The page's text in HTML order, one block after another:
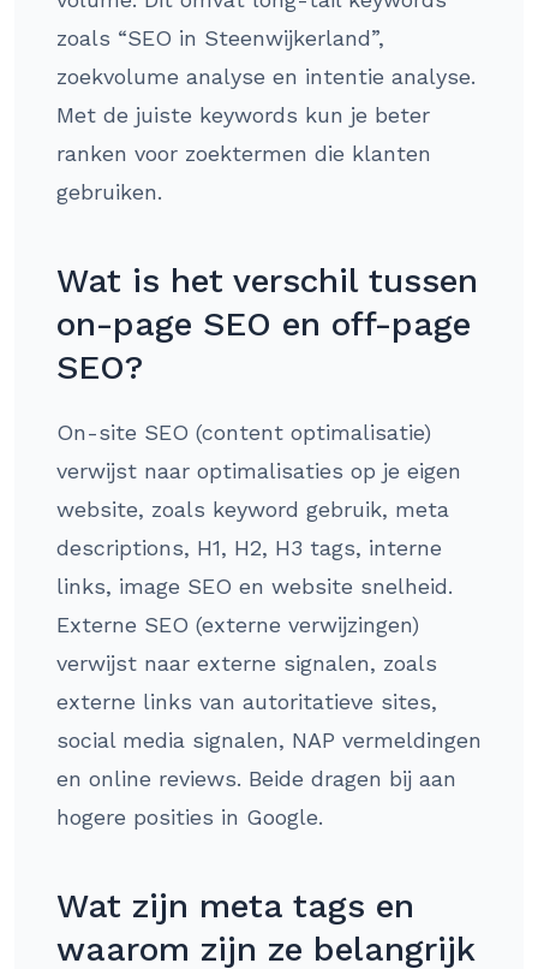
zoals “SEO in Steenwijkerland”,
zoekvolume analyse en intentie analyse.
Met de juiste keywords kun je beter
ranken voor zoektermen die klanten
gebruiken.
Wat is het verschil tussen
on-page SEO en off-page
SEO?
On-site SEO (content optimalisatie)
verwijst naar optimalisaties op je eigen
website, zoals keyword gebruik, meta
descriptions, H1, H2, H3 tags, interne
links, image SEO en website snelheid.
Externe SEO (externe verwijzingen)
verwijst naar externe signalen, zoals
externe links van autoritatieve sites,
social media signalen, NAP vermeldingen
en online reviews. Beide dragen bij aan
hogere posities in Google.
Wat zijn meta tags en
waarom zijn ze belangrijk